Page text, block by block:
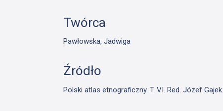
Twórca
Pawłowska, Jadwiga
Źródło
Polski atlas etnograficzny. T. VI. Red. Józef